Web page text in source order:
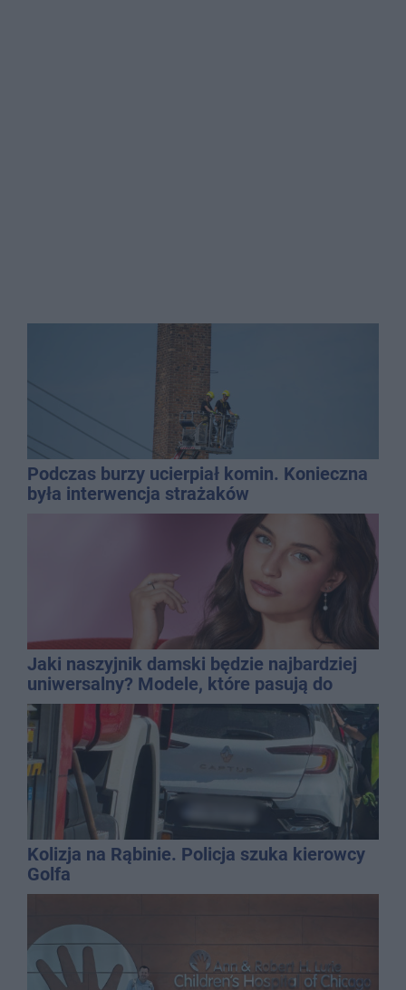
Podczas burzy ucierpiał komin. Konieczna
była interwencja strażaków
Jaki naszyjnik damski będzie najbardziej
uniwersalny? Modele, które pasują do
wielu stylizacji
Kolizja na Rąbinie. Policja szuka kierowcy
Golfa